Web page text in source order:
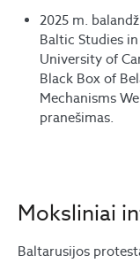
2025 m.
Baltic Studies in
University of
Black Box of
Mechanisms
pranešimas.
Moksliniai
Baltarusijos